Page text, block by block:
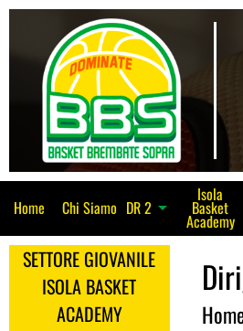
Home Chi Siamo DR 2 arrow_drop_down
Isola
Basket
Academy
SETTORE GIOVANILE
ISOLA BASKET
ACADEMY